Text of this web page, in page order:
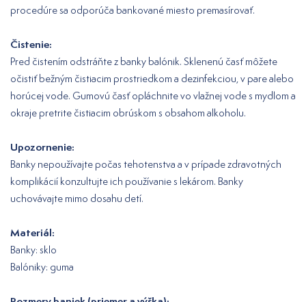
procedúre sa odporúča bankované miesto premasírovať.
Čistenie:
Pred čistením odstráňte z banky balónik. Sklenenú časť môžete
očistiť bežným čistiacim prostriedkom a dezinfekciou, v pare alebo
horúcej vode. Gumovú časť opláchnite vo vlažnej vode s mydlom a
okraje pretrite čistiacim obrúskom s obsahom alkoholu.
Upozornenie:
Banky nepoužívajte počas tehotenstva a v prípade zdravotných
komplikácií konzultujte ich používanie s lekárom. Banky
uchovávajte mimo dosahu detí.
Materiál:
Banky: sklo
Balóniky: guma